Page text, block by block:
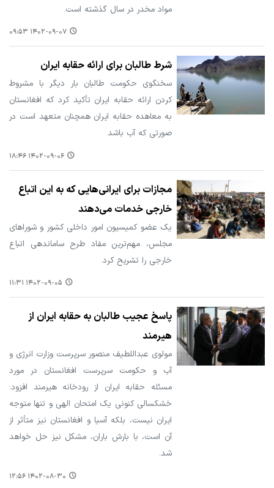
مواد مخدر در سال گذشته است.
۱۴۰۲-۰۹-۰۷ ۰۹:۵۳
شرط طالبان برای ارائه حقابه ایران
سخنگوی حکومت طالبان بار دیگر با مشروط
کردن ارائه حقابه ایران تأکید کرد که افغانستان
به معاهده حقابه ایران همچنان متعهد است در
صورتی که آب باشد
۱۴۰۲-۰۹-۰۶ ۱۸:۴۶
مجازات برای ایرانی‌هایی که به این اتباع
خارجی خدمات می‌دهند
یک عضو کمیسیون امور داخلی کشور و شوراهای
مجلس، مهم‌ترین مفاد طرح ساماندهی اتباع
خارجی را تشریح کرد.
۱۴۰۲-۰۹-۰۵ ۱۱:۳۱
پاسخ عجیب طالبان به حقابه ایران از
هیرمند
مولوی عبداللطیف منصور سرپرست وزارت انرژی و
آب و حکومت سرپرست افغانستان در مورد
مسئله حقابه ایران از رودخانه هیرمند افزود:
خشکسالی کنونی یک امتحان الهی و تنها متوجه
ایران نیست، بلکه آسیا و افغانستان نیز متأثر از
آن است، با بارش باران، مشکل نیز حل خواهد
شد.
۱۴۰۲-۰۸-۳۰ ۱۲:۵۶